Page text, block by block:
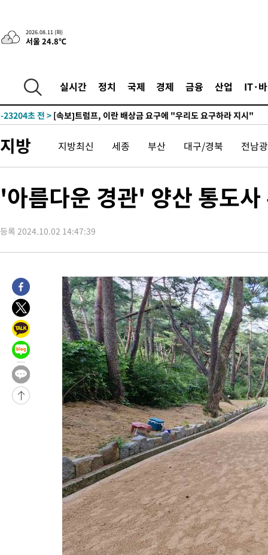
2026.08.11 (화)
서울 24.8℃
실시간 정치 국제 경제 금융 산업 IT·
-23204초 전 > [속보]트럼프, 이란 배상금 요구에 "우리도 요구하라 지시"
지방 지방최신 세종 부산 대구/경북 전남
'아름다운 경관' 양산 통도
등록 2024.10.02 14:47:39